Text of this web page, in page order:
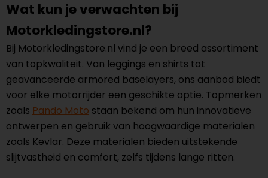
Wat kun je verwachten bij
Motorkledingstore.nl?
Bij Motorkledingstore.nl vind je een breed assortiment
van topkwaliteit. Van leggings en shirts tot
geavanceerde armored baselayers, ons aanbod biedt
voor elke motorrijder een geschikte optie. Topmerken
zoals Pando Moto staan bekend om hun innovatieve
ontwerpen en gebruik van hoogwaardige materialen
zoals Kevlar. Deze materialen bieden uitstekende
slijtvastheid en comfort, zelfs tijdens lange ritten.